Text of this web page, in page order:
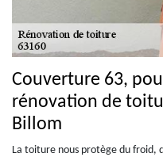
Couverture 63,
rénovation de
Billom
La toiture nous protège du froid,